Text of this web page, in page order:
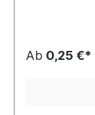
Ab 0,25 €*